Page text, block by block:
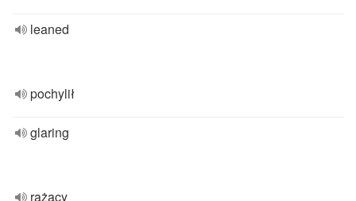
leaned
pochylił
glaring
rażący